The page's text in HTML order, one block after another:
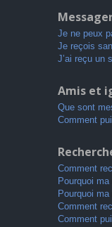
Je ne peux
Je reçois
J’ai reçu un
Amis et
Que sont
Comment
Comment
Pourquoi
Pourquoi
Comment
Comment